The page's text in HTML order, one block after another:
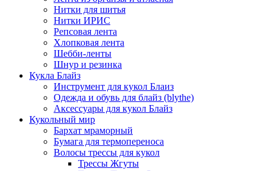
Нитки для шитья
Нитки ИРИС
Репсовая лента
Хлопковая лента
Шебби-ленты
Шнур и резинка
Кукла Блайз
Инструмент для кукол Блаиз
Одежда и обувь для блайз (blythe)
Аксессуары для кукол Блайз
Кукольный мир
Бархат мраморный
Бумага для термопереноса
Волосы трессы для кукол
Трессы Жгуты